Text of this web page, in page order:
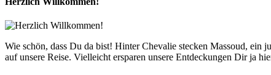
Wie schön, dass Du da bist! Hinter Chevalie stecken Massoud, ein
auf unsere Reise. Vielleicht ersparen unsere Entdeckungen Dir ja